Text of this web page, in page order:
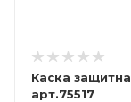
Каска
арт.75517